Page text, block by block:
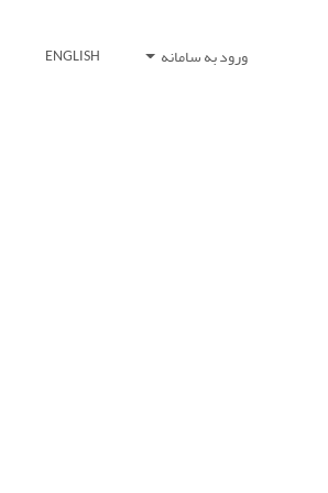
ورود به سامانه ENGLISH